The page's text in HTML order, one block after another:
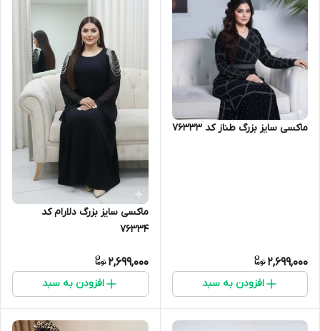
ماکسی سایز بزرگ طناز کد 76333
2,699,000
افزودن به سبد
ماکسی سایز بزرگ دلارام کد
76334
2,699,000
افزودن به سبد